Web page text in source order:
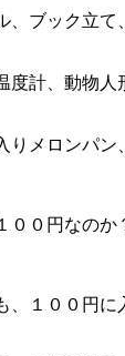
ック立て
計、動物人
ロンパン、
００円なの
、１００円に